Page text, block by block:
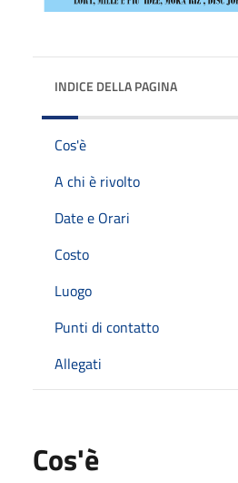
INDICE DELLA PAGINA
Cos'è
A chi è rivolto
Date e Orari
Costo
Luogo
Punti di contatto
Allegati
Cos'è